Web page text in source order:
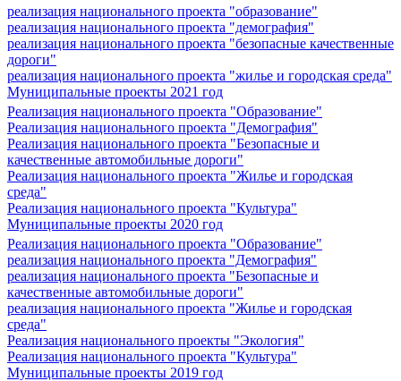
реализация национального проекта "образование"
реализация национального проекта "демография"
реализация национального проекта "безопасные качественные
дороги"
реализация национального проекта "жилье и городская среда"
Муниципальные проекты 2021 год
Реализация национального проекта "Образование"
Реализация национального проекта "Демография"
Реализация национального проекта "Безопасные и
качественные автомобильные дороги"
Реализация национального проекта "Жилье и городская
среда"
Реализация национального проекта "Культура"
Муниципальные проекты 2020 год
Реализация национального проекта "Образование"
реализация национального проекта "Демография"
реализация национального проекта "Безопасные и
качественные автомобильные дороги"
реализация национального проекта "Жилье и городская
среда"
Реализация национального проекты "Экология"
Реализация национального проекта "Культура"
Муниципальные проекты 2019 год